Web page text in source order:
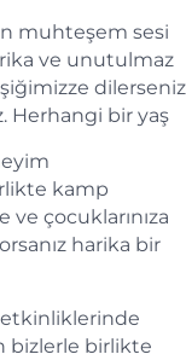
muhteşem sesi
ve unutulmaz
dilerseniz
Herhangi bir yaş
kamp
ve çocuklarınıza
harika bir
etkinliklerinde
bizlerle birlikte